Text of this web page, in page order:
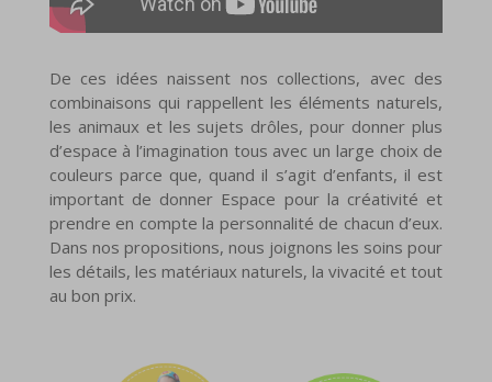
De ces idées naissent nos collections, avec des
combinaisons qui rappellent les éléments naturels,
les animaux et les sujets drôles, pour donner plus
d’espace à l’imagination tous avec un large choix de
couleurs parce que, quand il s’agit d’enfants, il est
important de donner Espace pour la créativité et
prendre en compte la personnalité de chacun d’eux.
Dans nos propositions, nous joignons les soins pour
les détails, les matériaux naturels, la vivacité et tout
au bon prix.